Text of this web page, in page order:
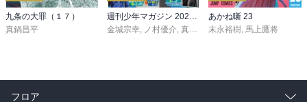
九条の大罪（１７）
真鍋昌平
金城宗幸
ノ村優介 真島ヒロ ,宮島礼吏, 新川直司
あかね噺 23
末永裕樹 馬上鷹将
フロア